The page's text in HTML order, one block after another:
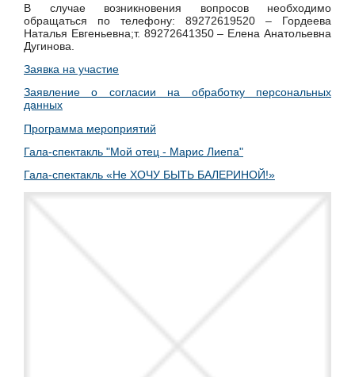
В случае возникновения вопросов необходимо
обращаться по телефону: 89272619520 – Гордеева
Наталья Евгеньевна;т. 89272641350 – Елена Анатольевна
Дугинова.
Заявка на участие
Заявление о согласии на обработку персональных
данных
Программа мероприятий
Гала-спектакль "Мой отец - Марис Лиепа"
Гала-спектакль «Не ХОЧУ БЫТЬ БАЛЕРИНОЙ!»